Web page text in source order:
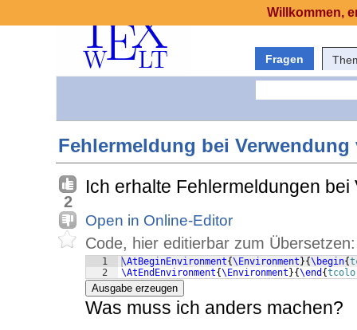
Fragen
Fehlermeldung bei
2
Ich erhalte Fehlermeldungen
Open in Online-Editor
Code, hier editierbar zum Übersetzen:
1
2
\AtBeginEnvironment{\Environment }{\begin{
\AtEndEnvironment{\Environment }{\end {
Ausgabe erzeugen
Was muss ich anders machen?
Willkommen,